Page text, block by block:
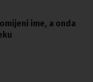
ime, a onda